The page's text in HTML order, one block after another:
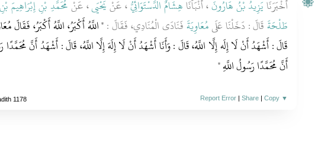
أَخْبَرَنَايَزِيدُ بْنُ هَارُونَ، أَنْبَأنَاهِشَامٌ الدَّسْتَوَائِيُّ، عَنْيَحْيَى، عَنْمُحَمَّدِ بْنِ إِبْرَاهِيمَ
طَلْحَةَقَالَ : دَخَلْنَا عَلَىمُعَاوِيَةَفَنَادَى الْمُنَادِي، فَقَالَ :" اللَّهُ أَكْبَرُ، اللَّهُ أَكْبَرُ، فَقَالَ
قَالَ : أَشْهَدُ أَنْ لَا إِلَه إِلَّا اللَّهُ، قَالَ : وَأَنَا أَشْهَدُ أَنْ لَا إِلَهَ إِلَّا اللَّهُ، قَالَ : أَشْهَدُ أَنَّ مُحَمَّدًا
أَنَّ مُحَمَّدًا رَسُولُ اللَّهِ "
1178 Report Error |Share |Copy ▼